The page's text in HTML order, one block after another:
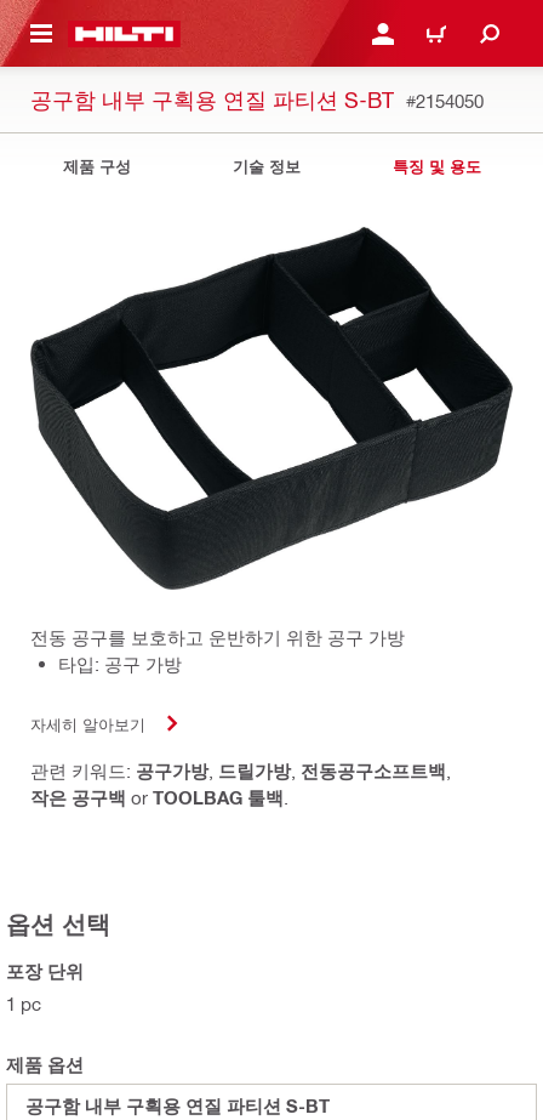
으로 건너뛰기 로그인 또는 회원가입
장바구니
공구함 내부 구획용 연질 파티션 S-BT #2154050
제품 구성 기술 정보 특징 및 용도
전동 공구를 보호하고 운반하기 위한 공구 가방
타입: 공구 가방
자세히 알아보기
관련 키워드: 공구가방, 드릴가방, 전동공구소프트백
작은 공구백 or TOOLBAG 툴백
옵션 선택
포장 단위
1 pc
제품 옵션
공구함 내부 구획용 연질 파티션 S-BT